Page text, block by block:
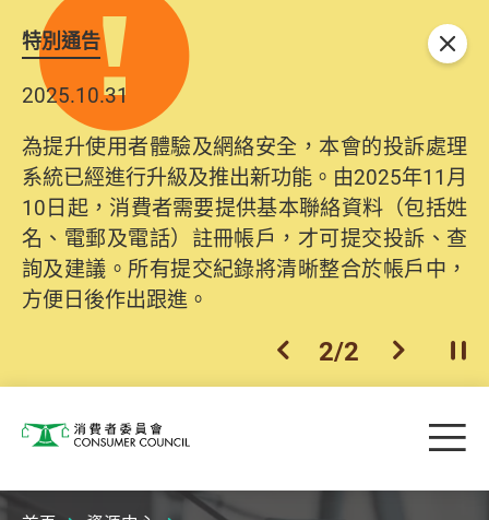
特別通告
2025.10.31
為提升使用者體驗及網絡安全，本會的投訴處理
系統已經進行升級及推出新功能。由2025年11月
10日起，消費者需要提供基本聯絡資料（包括姓
名、電郵及電話）註冊帳戶，才可提交投訴、查
詢及建議。所有提交紀錄將清晰整合於帳戶中，
方便日後作出跟進。
上一個
2/2 下一個開
關閉
消費者委員會 目